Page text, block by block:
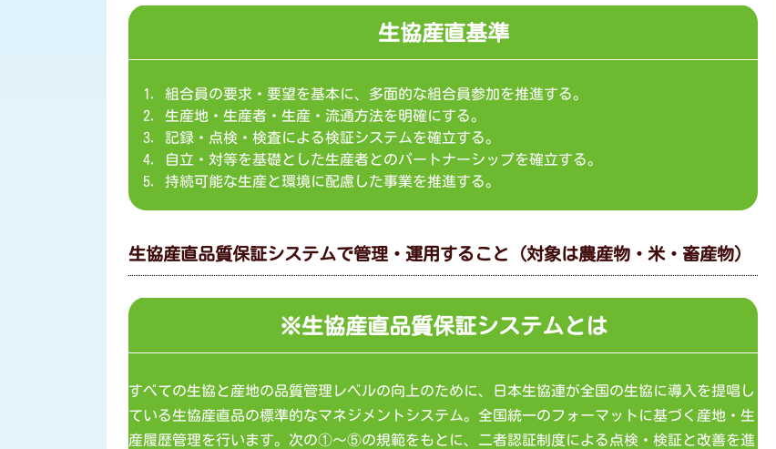
生協産直基準
組合員の要求・要望を基本に、多面的な組合員参加を推進する。
生産地・生産者・生産・流通方法を明確にする。
記録・点検・検査による検証システムを確立する。
自立・対等を基礎とした生産者とのパートナーシップを確立する。
持続可能な生産と環境に配慮した事業を推進する。
生協産直品質保証システムで管理・運用すること（対象は農産物・米・畜産物）
※生協産直品質保証システムとは
すべての生協と産地の品質管理レベルの向上のために、日本生協連が全国の生協に導入を提唱し
ている生協産直品の標準的なマネジメントシステム。全国統一のフォーマットに基づく産地・生
産履歴管理を行います。次の①～⑤の規範をもとに、二者認証制度による点検・検証と改善を進